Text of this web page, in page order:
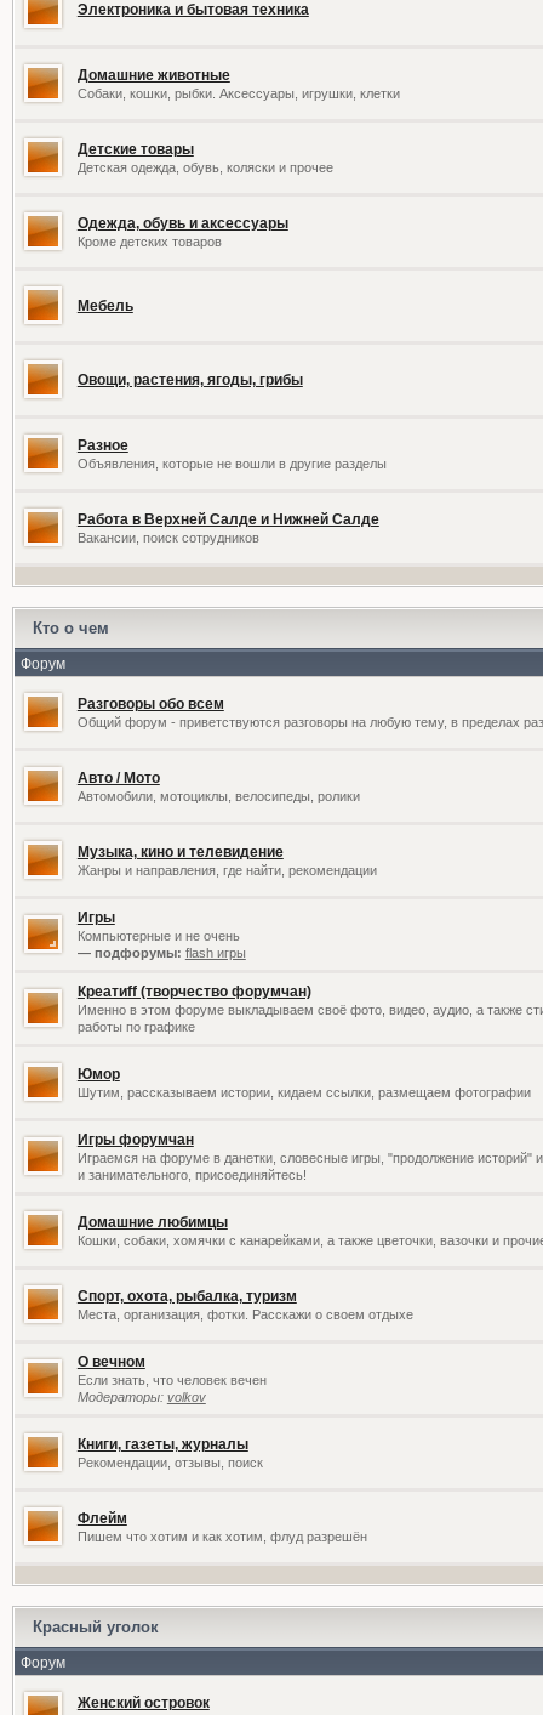
Электроника и бытовая техника
Домашние животные
Собаки, кошки, рыбки. Аксессуары, игрушки, клетки
Детские товары
Детская одежда, обувь, коляски и прочее
Одежда, обувь и аксессуары
Кроме детских товаров
Мебель
Овощи, растения, ягоды, грибы
Разное
Объявления, которые не вошли в другие разделы
Работа в Верхней Салде и Нижней Салде
Вакансии, поиск сотрудников
Кто о чем
Форум
Разговоры обо всем
Общий форум - приветствуются разговоры на любую тему, в пределах
Авто / Мото
Автомобили, мотоциклы, велосипеды, ролики
Музыка, кино и телевидение
Жанры и направления, где найти, рекомендации
Игры
Компьютерные и не очень
— подфорумы: flash игры
Креатиff (творчество форумчан)
Именно в этом форуме выкладываем своё фото, видео, аудио, а также
работы по графике
Юмор
Шутим, рассказываем истории, кидаем ссылки, размещаем фотографии
Игры форумчан
Играемся на форуме в данетки, словесные игры, "продолжение историй"
и занимательного, присоединяйтесь!
Домашние любимцы
Кошки, собаки, хомячки с канарейками, а также цветочки, вазочки и
Спорт, охота, рыбалка, туризм
Места, организация, фотки. Расскажи о своем отдыхе
О вечном
Если знать, что человек вечен
Модераторы: volkov
Книги, газеты, журналы
Рекомендации, отзывы, поиск
Флейм
Пишем что хотим и как хотим, флуд разрешён
Красный уголок
Форум
Женский островок